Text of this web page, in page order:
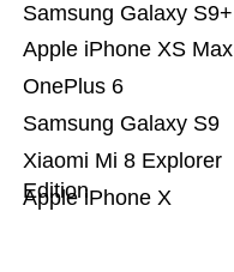
Apple iPhone X
Xiaomi Mi 8 Explorer
Edition
Samsung Galaxy S9
OnePlus 6
Apple iPhone XS Max
Samsung Galaxy S9+